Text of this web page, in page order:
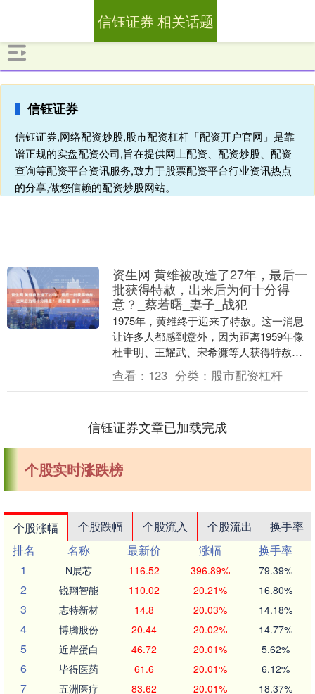
信钰证券
信钰证券,网络配资炒股,股市配资杠杆「配资开户官网」是靠
谱正规的实盘配资公司,旨在提供网上配资、配资炒股、配资
查询等配资平台资讯服务,致力于股票配资平台行业资讯热点
的分享,做您信赖的配资炒股网站。
信钰证券 相关话题
资生网 黄维被改造了27年，最后一
批获得特赦，出来后为何十分得
意？_蔡若曙_妻子_战犯
1975年，黄维终于迎来了特赦。这一消息
让许多人都感到意外，因为距离1959年像
杜聿明、王耀武、宋希濂等人获得特赦已
经过去了整整16年。然而，黄维出来后表
现得颇....
查看： 123 分类： 股市配资杠杆
信钰证券文章已加载完成
个股实时涨跌榜
个股涨幅 个股跌幅 个股流入 个股流出
换手率
排名
名称 最新价 涨幅
换手率
1
N展芯 116.52 396.89% 79.39%
2 锐翔智能 110.02 20.21% 16.80%
3 志特新材 14.8 20.03% 14.18%
4 博腾股份 20.44 20.02% 14.77%
5 近岸蛋白 46.72 20.01% 5.62%
6 毕得医药 61.6 20.01% 6.12%
7 五洲医疗 83.62 20.01% 18.37%